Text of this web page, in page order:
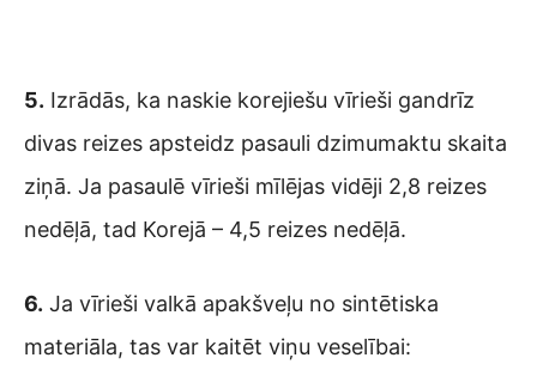
5. Izrādās, ka naskie korejiešu vīrieši gandrīz
divas reizes apsteidz pasauli dzimumaktu skaita
ziņā. Ja pasaulē vīrieši mīlējas vidēji 2,8 reizes
nedēļā, tad Korejā – 4,5 reizes nedēļā.
6. Ja vīrieši valkā apakšveļu no sintētiska
materiāla, tas var kaitēt viņu veselībai: